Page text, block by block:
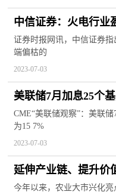
中信证券：火电行业
证券时报网讯，中信证券
端偏枯的
2023-07-03
美联储7月加息25个
CME“美联储观察”：美联
为15 7%
2023-07-03
延伸产业链、提升价
农业全产业链“金扁
今年以来，农业大市兴化亮